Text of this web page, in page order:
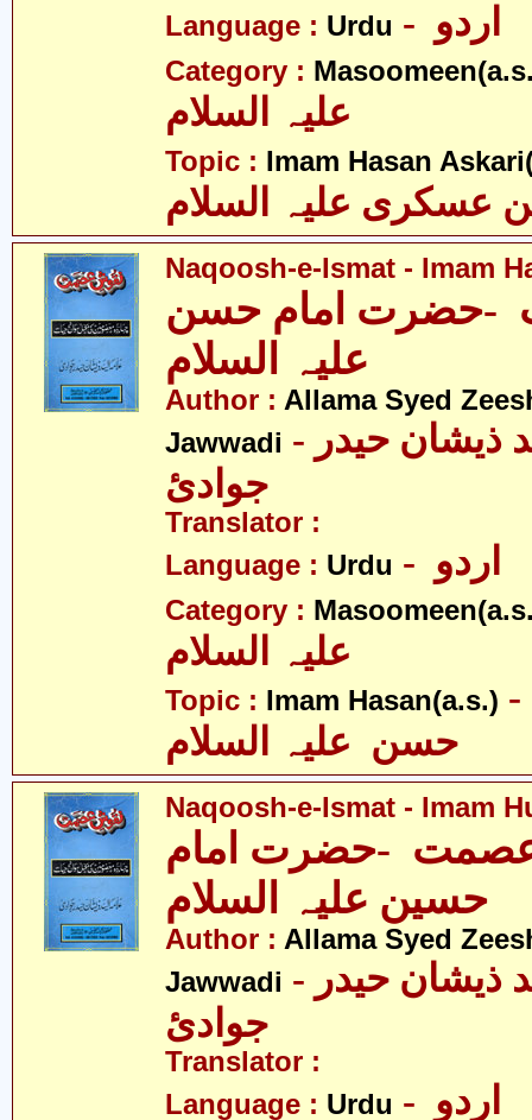
Language : Urdu
Category :
Topic : Imam Hasan
عسکری علیہ السلام
Naqoosh-e-Ismat - Imam
-حضرت امام حسن
علیہ السلام
Author : Allama Syed
Jawwadi - علامہ سیّد ذیشان حیدر
جوادئ
Translator :
Language : Urdu
Category :
Topic : Imam Hasan(a.s.) - امام
حسن علیہ السلام
Naqoosh-e-Ismat - Imam
-حضرت امام
حسین علیہ السلام
Author : Allama Syed
Jawwadi - علامہ سیّد ذیشان حیدر
جوادئ
Translator :
Language : Urdu